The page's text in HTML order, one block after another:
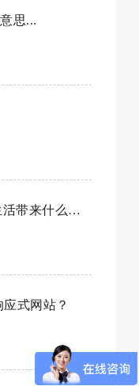
思...
ChatGPT是什么？会给我们生活带来什么改变...
式网站？